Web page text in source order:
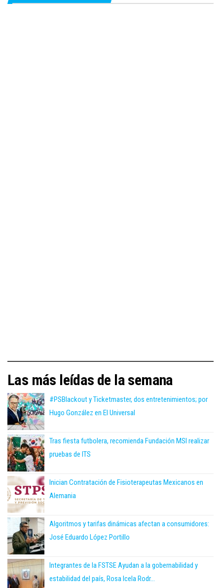
Las más leídas de la semana
#PSBlackout y Ticketmaster, dos entretenimientos; por
Hugo González en El Universal
Tras fiesta futbolera, recomienda Fundación MSI realizar
pruebas de ITS
Inician Contratación de Fisioterapeutas Mexicanos en
Alemania
Algoritmos y tarifas dinámicas afectan a consumidores:
José Eduardo López Portillo
Integrantes de la FSTSE Ayudan a la gobernabilidad y
estabilidad del país, Rosa Icela Rodr...